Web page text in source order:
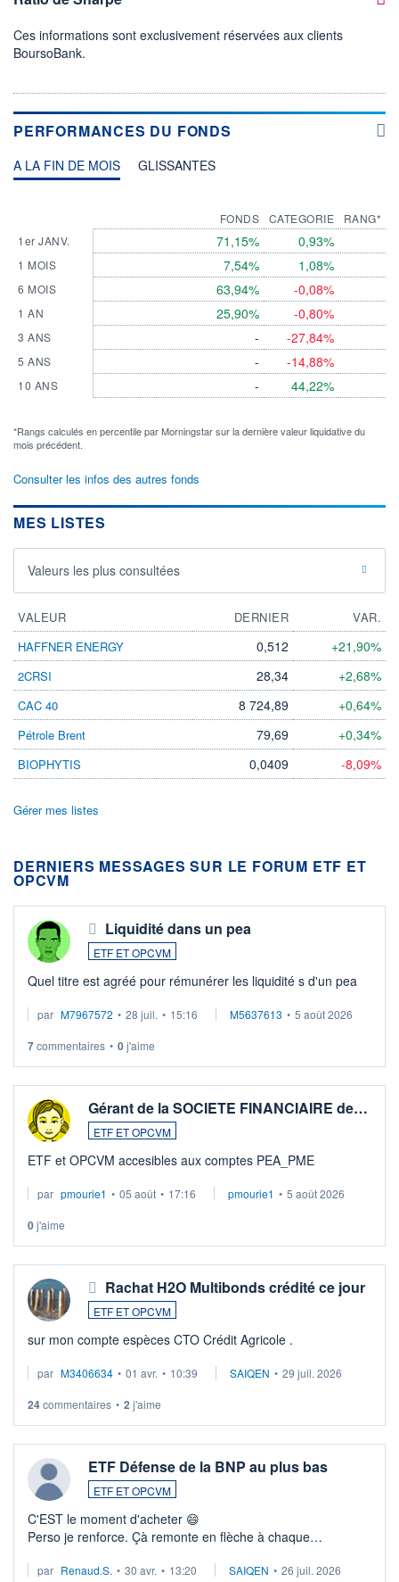
Ces informations sont exclusivement réservées aux clients
BoursoBank.
PERFORMANCES DU FONDS
A LA FIN DE MOIS GLISSANTES
1er JANV.
1 MOIS
6 MOIS
1 AN
3 ANS
5 ANS
10 ANS
FONDS
71,15%
7,54%
63,94%
25,90%
-
-
-
CATEGORIE
0,93%
1,08%
-0,08%
-0,80%
-27,84%
-14,88%
44,22%
RANG*
*Rangs calculés en percentile par Morningstar sur la dernière valeur liquidative du
mois précédent.
Consulter les infos des autres fonds
MES LISTES
Valeurs les plus consultées
VALEUR DERNIER
VAR.
HAFFNER ENERGY
0,512 +21,90%
2CRSI 28,34 +2,68%
CAC 40 8 724,89 +0,64%
Pétrole Brent 79,69 +0,34%
BIOPHYTIS 0,0409 -8,09%
Gérer mes listes
DERNIERS MESSAGES SUR LE FORUM ETF ET
OPCVM
Liquidité dans un pea
ETF ET OPCVM
Quel titre est agréé pour rémunérer les liquidité s d'un pea
par M7967572 • 28 juil. • 15:16 M5637613 • 5 août 2026
7commentaires • 0j'aime
Gérant de la SOCIETE FINANCIAIRE de…
ETF ET OPCVM
ETF et OPCVM accesibles aux comptes PEA_PME
par pmourie1 • 05 août • 17:16 pmourie1 • 5 août 2026
0j'aime
Rachat H2O Multibonds crédité ce jour
ETF ET OPCVM
sur mon compte espèces CTO Crédit Agricole .
par M3406634 • 01 avr. • 10:39 SAIQEN • 29 juil. 2026
24commentaires • 2 j'aime
ETF Défense de la BNP au plus bas
ETF ET OPCVM
C'EST le moment d'acheter 😄​
Perso je renforce. Çà remonte en flèche à chaque
Investissement long terme tip top pour sa retraite.
par Renaud.S. • 30 avr. • 13:20 SAIQEN • 26 juil. 2026